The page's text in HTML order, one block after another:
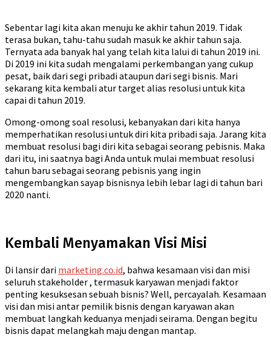
Sebentar lagi kita akan menuju ke akhir tahun 2019. Tidak
terasa bukan, tahu-tahu sudah masuk ke akhir tahun saja.
Ternyata ada banyak hal yang telah kita lalui di tahun 2019 ini.
Di 2019 ini kita sudah mengalami perkembangan yang cukup
pesat, baik dari segi pribadi ataupun dari segi bisnis. Mari
sekarang kita kembali atur target alias resolusi untuk kita
capai di tahun 2019.
Omong-omong soal resolusi, kebanyakan dari kita hanya
memperhatikan resolusi untuk diri kita pribadi saja. Jarang kita
membuat resolusi bagi diri kita sebagai seorang pebisnis. Maka
dari itu, ini saatnya bagi Anda untuk mulai membuat resolusi
tahun baru sebagai seorang pebisnis yang ingin
mengembangkan sayap bisnisnya lebih lebar lagi di tahun bari
2020 nanti.
Kembali Menyamakan Visi Misi
Di lansir dari marketing.co.id, bahwa kesamaan visi dan misi
seluruh stakeholder , termasuk karyawan menjadi faktor
penting kesuksesan sebuah bisnis? Well, percayalah. Kesamaan
visi dan misi antar pemilik bisnis dengan karyawan akan
membuat langkah keduanya menjadi seirama. Dengan begitu
bisnis dapat melangkah maju dengan mantap.